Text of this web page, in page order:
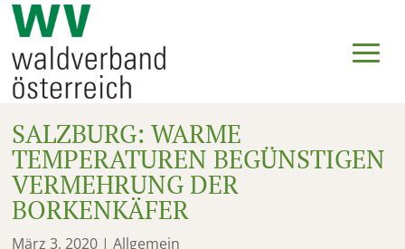
SALZBURG: WARME
TEMPERATUREN BEGÜNSTIGEN
VERMEHRUNG DER
BORKENKÄFER
März 3, 2020 | Allgemein